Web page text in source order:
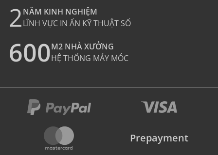
2NĂM KINH NGHIỆM
LĨNH VỰC IN ẤN KỸ THUẬT SỐ
600M2 NHÀ XƯỞNG
HỆ THỐNG MÁY MÓC
Prepayment